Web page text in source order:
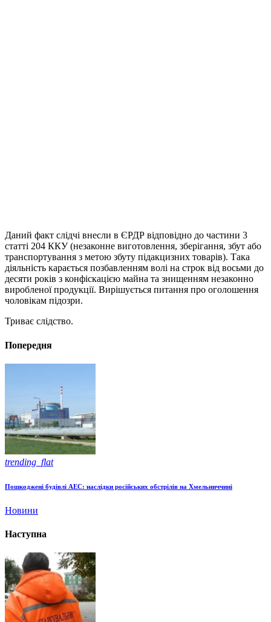
Даний факт слідчі внесли в ЄРДР відповідно до частини 3
статті 204 ККУ (незаконне виготовлення, зберігання, збут або
транспортування з метою збуту підакцизних товарів). Така
діяльність карається позбавленням волі на строк від восьми до
десяти років з конфіскацією майна та знищенням незаконно
виробленої продукції. Вирішується питання про оголошення
чоловікам підозри.
Триває слідство.
Попередня
trending_flat
Пошкоджені будівлі АЕС: наслідки російських обстрілів на Хмельниччині
Новини
Наступна